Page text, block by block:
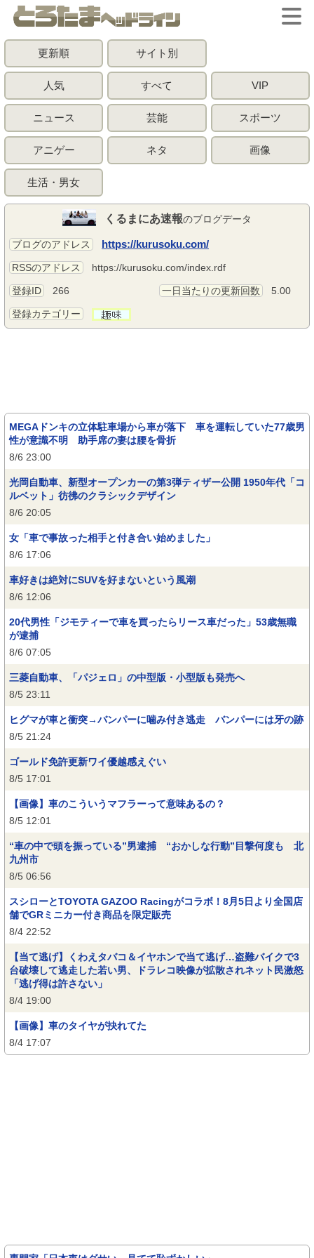
更新順 サイト別
人気 すべて VIP
ニュース 芸能 スポーツ
アニゲー ネタ 画像
生活・男女
くるまにあ速報のブログデータ
ブログのアドレス https://kurusoku.com/
RSSのアドレス https://kurusoku.com/index.rdf
登録ID 266 一日当たりの更新回数 5.00
登録カテゴリー
MEGAドンキの立体駐車場から車が落下 車を運転していた77歳男
性が意識不明 助手席の妻は腰を骨折
8/6 23:00
光岡自動車、新型オープンカーの第3弾ティザー公開 1950年代「コ
ルベット」彷彿のクラシックデザイン
8/6 20:05
女「車で事故った相手と付き合い始めました」
8/6 17:06
車好きは絶対にSUVを好まないという風潮
8/6 12:06
20代男性「ジモティーで車を買ったらリース車だった」53歳無職
が逮捕
8/6 07:05
三菱自動車、「パジェロ」の中型版・小型版も発売へ
8/5 23:11
ヒグマが車と衝突→バンパーに噛み付き逃走 バンパーには牙の跡
8/5 21:24
ゴールド免許更新ワイ優越感えぐい
8/5 17:01
【画像】車のこういうマフラーって意味あるの？
8/5 12:01
“車の中で頭を振っている”男逮捕 “おかしな行動”目撃何度も 北
九州市
8/5 06:56
スシローとTOYOTA GAZOO Racingがコラボ！8月5日より全国店
舗でGRミニカー付き商品を限定販売
8/4 22:52
【当て逃げ】くわえタバコ＆イヤホンで当て逃げ…盗難バイクで3
台破壊して逃走した若い男、ドラレコ映像が拡散されネット民激怒
「逃げ得は許さない」
8/4 19:00
【画像】車のタイヤが抉れてた
8/4 17:07